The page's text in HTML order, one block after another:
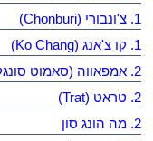
1. צ'ונבורי (Chonburi)
1. קו צ'אנג (Ko Chang)
2. אמפאווה (סאמוט סונגקראם)
2. טראט (Trat)
2. מה הונג סון